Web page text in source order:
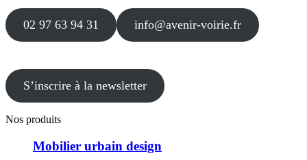
02 97 63 94 31 info@avenir-voirie.fr
S’inscrire à la newsletter
Nos produits
Mobilier urbain design